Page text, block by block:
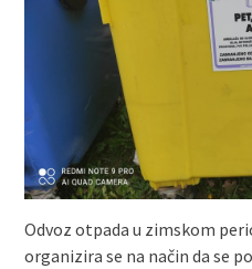
Odvoz otpada u zimskom
organizira se na način da se